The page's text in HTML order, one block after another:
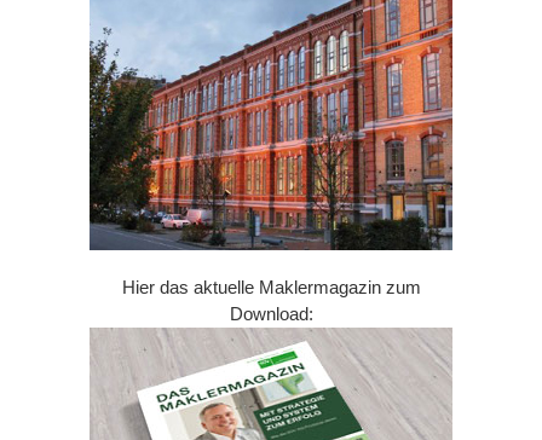
Hier das aktuelle Maklermagazin zum
Download: